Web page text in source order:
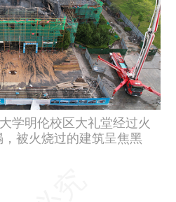
学明伦校区大礼堂经过火
被火烧过的建筑呈焦黑